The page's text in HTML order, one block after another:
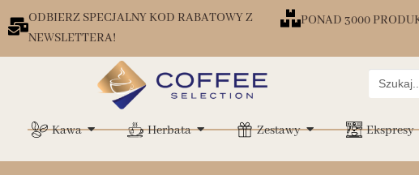
ODBIERZ SPECJALNY KOD RABATOWY Z
NEWSLETTERA!
PONAD 3000
Search
for:
Kawa Herbata Zestawy Ekspresy